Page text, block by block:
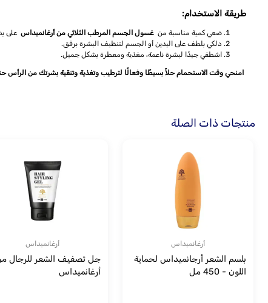
طريقة الاستخدام:
ضعي كمية مناسبة من غسول الجسم المرطب الثلاثي من أرغانميداس على
دلكي بلطف على اليدين أو الجسم لتنظيف البشرة برفق.
اشطفي جيدًا لبشرة ناعمة، مغذية ومعطرة بشكل جميل.
امنحي وقت الاستحمام حلاً بسيطًا وفعالًا لترطيب وتغذية وتنقية بشرتك من الرأس
منتجات ذات الصلة
أرغانميداس
بلسم الشعر أرجانميداس لحماية
اللون - 450 مل
أرغانميداس
جل تصفيف الشعر للرجال
أرغانميداس